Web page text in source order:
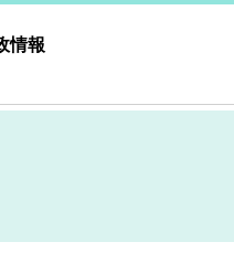
情報